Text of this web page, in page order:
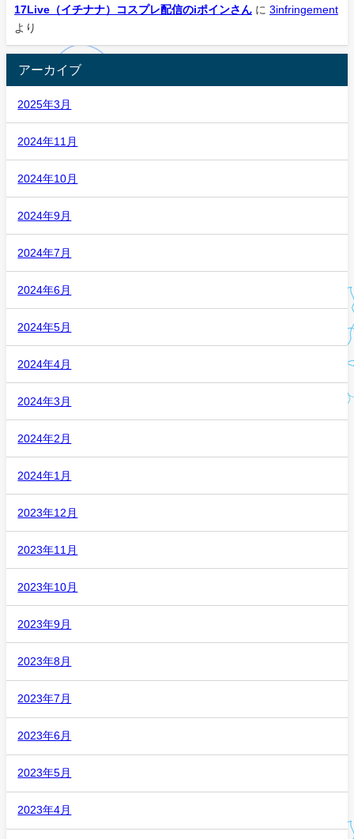
17Live（イチナナ）コスプレ配信のiポインさん に 3infringement
より
アーカイブ
2025年3月
2024年11月
2024年10月
2024年9月
2024年7月
2024年6月
2024年5月
2024年4月
2024年3月
2024年2月
2024年1月
2023年12月
2023年11月
2023年10月
2023年9月
2023年8月
2023年7月
2023年6月
2023年5月
2023年4月